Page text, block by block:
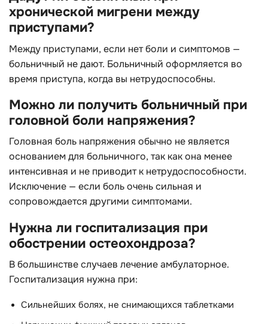
хронической мигрени между
приступами?
Между приступами, если нет боли и симптомов —
больничный не дают. Больничный оформляется во
время приступа, когда вы нетрудоспособны.
Можно ли получить больничный при
головной боли напряжения?
Головная боль напряжения обычно не является
основанием для больничного, так как она менее
интенсивная и не приводит к нетрудоспособности.
Исключение — если боль очень сильная и
сопровождается другими симптомами.
Нужна ли госпитализация при
обострении остеохондроза?
В большинстве случаев лечение амбулаторное.
Госпитализация нужна при:
Сильнейших болях, не снимающихся таблетками